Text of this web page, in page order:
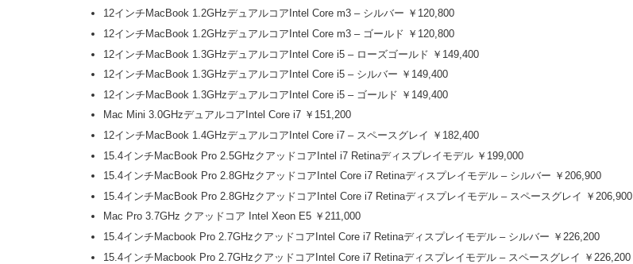
12インチMacBook 1.2GHzデュアルコアIntel Core m3 – シルバー ￥120,800
12インチMacBook 1.2GHzデュアルコアIntel Core m3 – ゴールド ￥120,800
12インチMacBook 1.3GHzデュアルコアIntel Core i5 – ローズゴールド ￥149,400
12インチMacBook 1.3GHzデュアルコアIntel Core i5 – シルバー ￥149,400
12インチMacBook 1.3GHzデュアルコアIntel Core i5 – ゴールド ￥149,400
Mac Mini 3.0GHzデュアルコアIntel Core i7 ￥151,200
12インチMacBook 1.4GHzデュアルコアIntel Core i7 – スペースグレイ ￥182,400
15.4インチMacBook Pro 2.5GHzクアッドコアIntel i7 Retinaディスプレイモデル ￥199,000
15.4インチMacBook Pro 2.8GHzクアッドコアIntel Core i7 Retinaディスプレイモデル – シルバー ￥206,900
15.4インチMacBook Pro 2.8GHzクアッドコアIntel Core i7 Retinaディスプレイモデル – スペースグレイ ￥206,900
Mac Pro 3.7GHz クアッドコア Intel Xeon E5 ￥211,000
15.4インチMacbook Pro 2.7GHzクアッドコアIntel Core i7 Retinaディスプレイモデル – シルバー ￥226,200
15.4インチMacbook Pro 2.7GHzクアッドコアIntel Core i7 Retinaディスプレイモデル – スペースグレイ ￥226,200